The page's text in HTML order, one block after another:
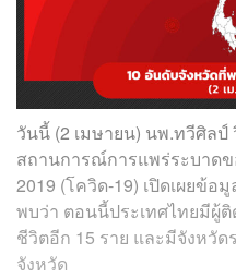
วันนี้ (2 เมษายน) นพ.ทวีศิล
สถานการณ์การแพร่ระบาด
2019 (โควิด-19) เปิดเผยข้อ
พบว่า ตอนนี้ประเทศไทยมีผู้ติ
ชีวิตอีก 15 ราย และมีจังหวั
จังหวัด